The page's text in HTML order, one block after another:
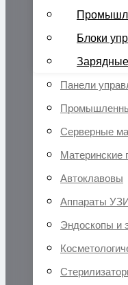
Блоки
Зарядные
Панели
Серверные
Материнские
Автоклавовы
Аппараты
Эндоскопы и